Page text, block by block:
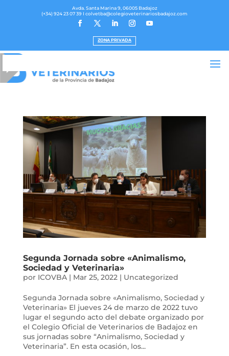
Avda. Santa Marina 9, 06005 Badajoz
(+34) 924 23 07 39 I colvetba@colegioveterinariosbadajoz.com
ZONA PRIVADA
Segunda Jornada sobre «Animalismo,
Sociedad y Veterinaria»
por ICOVBA| Mar 25, 2022| Uncategorized
Segunda Jornada sobre «Animalismo, Sociedad y
Veterinaria» El jueves 24 de marzo de 2022 tuvo
lugar el segundo acto del debate organizado por
el Colegio Oficial de Veterinarios de Badajoz en
sus jornadas sobre “Animalismo, Sociedad y
Veterinaria”. En esta ocasión, los...